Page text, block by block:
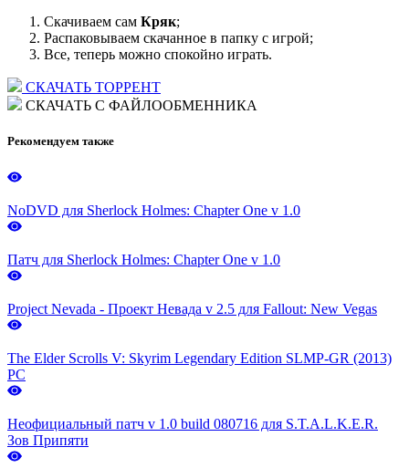
Скачиваем сам Кряк;
Распаковываем скачанное в папку с игрой;
Все, теперь можно спокойно играть.
СКАЧАТЬ ТОРРЕНТ
СКАЧАТЬ С ФАЙЛООБМЕННИКА
Рекомендуем также
NoDVD для Sherlock Holmes: Chapter One v 1.0
Патч для Sherlock Holmes: Chapter One v 1.0
Project Nevada - Проект Невада v 2.5 для Fallout: New Vegas
The Elder Scrolls V: Skyrim Legendary Edition SLMP-GR (2013)
PC
Неофициальный патч v 1.0 build 080716 для S.T.A.L.K.E.R.
Зов Припяти